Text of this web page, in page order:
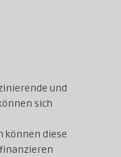
und
sich
können diese